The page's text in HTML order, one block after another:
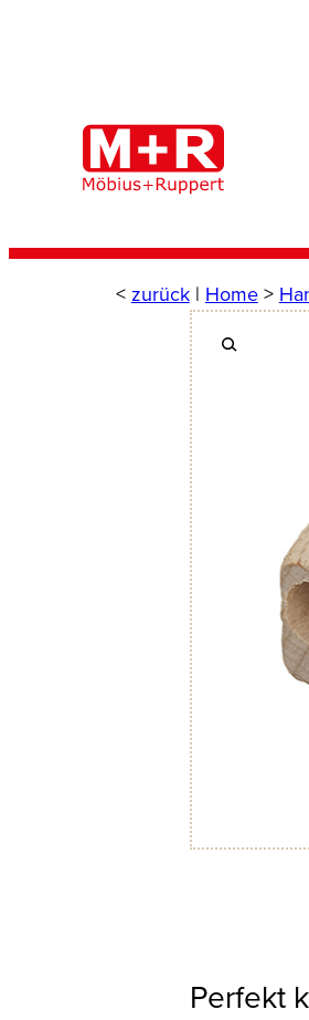
< zurück| Home>
Perfekt